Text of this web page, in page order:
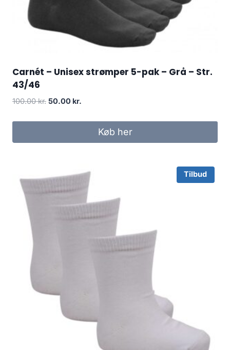
Carnét – Unisex strømper 5-pak – Grå – Str.
43/46
100.00kr. Original
was:
50.00 kr.
is:
50.00 kr..
Køb her
Tilbud